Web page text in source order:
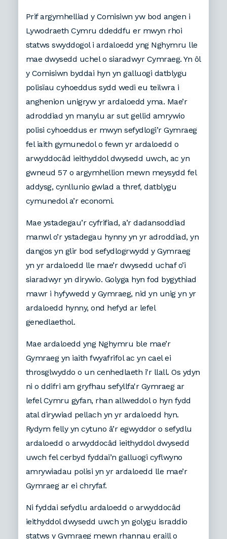
Prif argymhelliad y Comisiwn yw bod angen i
Lywodraeth Cymru ddeddfu er mwyn rhoi
statws swyddogol i ardaloedd yng Nghymru lle
mae dwysedd uchel o siaradwyr Cymraeg. Yn ôl
y Comisiwn byddai hyn yn galluogi datblygu
polisïau cyhoeddus sydd wedi eu teilwra i
anghenion unigryw yr ardaloedd yma. Mae’r
adroddiad yn manylu ar sut gellid amrywio
polisi cyhoeddus er mwyn sefydlogi’r Gymraeg
fel iaith gymunedol o fewn yr ardaloedd o
arwyddocâd ieithyddol dwysedd uwch, ac yn
gwneud 57 o argymhellion mewn meysydd fel
addysg, cynllunio gwlad a thref, datblygu
cymunedol a’r economi.
Mae ystadegau’r cyfrifiad, a’r dadansoddiad
manwl o’r ystadegau hynny yn yr adroddiad, yn
dangos yn glir bod sefydlogrwydd y Gymraeg
yn yr ardaloedd lle mae’r dwysedd uchaf o’i
siaradwyr yn dirywio. Golyga hyn fod bygythiad
mawr i hyfywedd y Gymraeg, nid yn unig yn yr
ardaloedd hynny, ond hefyd ar lefel
genedlaethol.
Mae ardaloedd yng Nghymru ble mae’r
Gymraeg yn iaith fwyafrifol ac yn cael ei
throsglwyddo o un cenhedlaeth i'r llall. Os ydyn
ni o ddifri am gryfhau sefyllfa'r Gymraeg ar
lefel Cymru gyfan, rhan allweddol o hyn fydd
atal dirywiad pellach yn yr ardaloedd hyn.
Rydym felly yn cytuno â’r egwyddor o sefydlu
ardaloedd o arwyddocâd ieithyddol dwysedd
uwch fel cerbyd fyddai’n galluogi cyflwyno
amrywiadau polisi yn yr ardaloedd lle mae’r
Gymraeg ar ei chryfaf.
Ni fyddai sefydlu ardaloedd o arwyddocâd
ieithyddol dwysedd uwch yn golygu israddio
statws y Gymraeg mewn rhannau eraill o